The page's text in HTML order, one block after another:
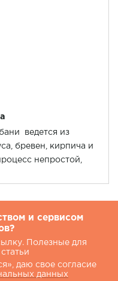
ведется из
бревен, кирпича и
непростой,
и сервисом
Полезные для
даю свое согласие
данных